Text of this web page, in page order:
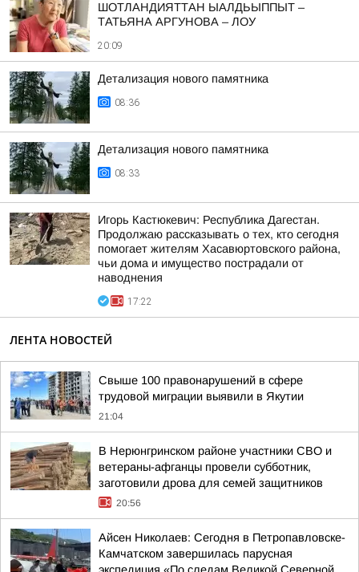
ШОТЛАНДИЯТТАН ЫАЛДЬЫППЫТ –
ТАТЬЯНА АРГУНОВА – ЛОУ
20:09
Детализация нового памятника
08:36
Детализация нового памятника
08:33
Игорь Кастюкевич: Республика Дагестан.
Продолжаю рассказывать о тех, кто сегодня
помогает жителям Хасавюртовского района,
чьи дома и имущество пострадали от
наводнения
17:22
ЛЕНТА НОВОСТЕЙ
Свыше 100 правонарушений в сфере
трудовой миграции выявили в Якутии
21:04
В Нерюнгринском районе участники СВО и
ветераны-афганцы провели субботник,
заготовили дрова для семей защитников
20:56
Айсен Николаев: Сегодня в Петропавловске-
Камчатском завершилась парусная